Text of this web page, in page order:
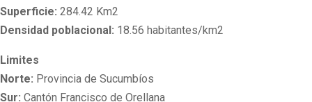
Superficie: 284.42 Km2
Densidad poblacional: 18.56 habitantes/km2
Limites
Norte: Provincia de Sucumbíos
Sur: Cantón Francisco de Orellana